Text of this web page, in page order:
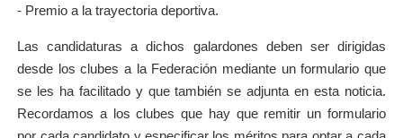
- Premio a la trayectoria deportiva.
Las candidaturas a dichos galardones deben ser dirigidas
desde los clubes a la Federación mediante un formulario que
se les ha facilitado y que también se adjunta en esta noticia.
Recordamos a los clubes que hay que remitir un formulario